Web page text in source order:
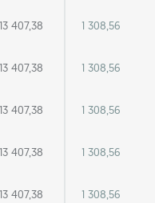
13 407,38 1 308,56
13 407,38 1 308,56
13 407,38 1 308,56
13 407,38 1 308,56
13 407,38 1 308,56